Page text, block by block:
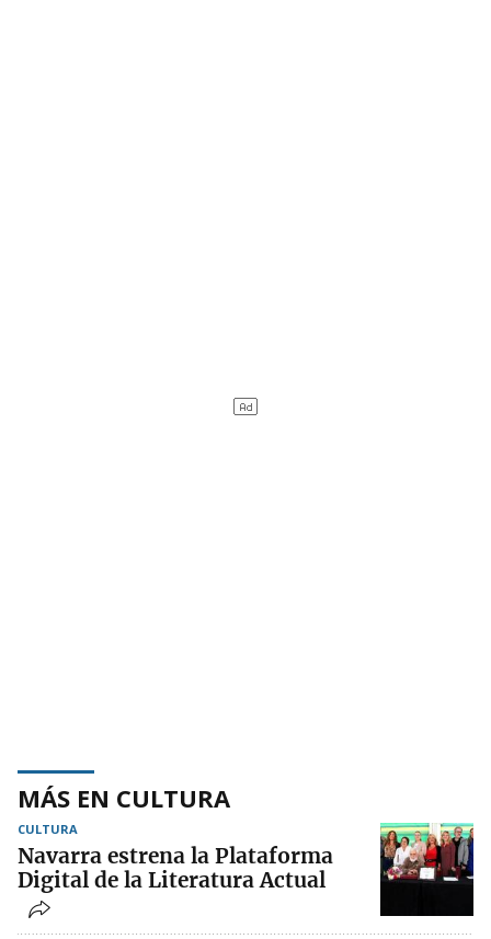
MÁS EN CULTURA
CULTURA
Navarra estrena la Plataforma
Digital de la Literatura Actual